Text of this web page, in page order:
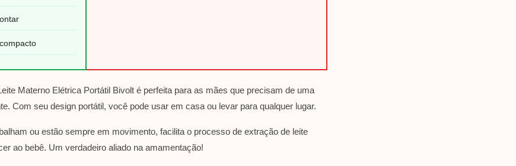
Materno Elétrica Portátil Bivolt é perfeita para as mães que precisam de uma
Com seu design portátil, você pode usar em casa ou levar para qualquer lugar.
ou estão sempre em movimento, facilita o processo de extração de leite
ao bebê. Um verdadeiro aliado na amamentação!